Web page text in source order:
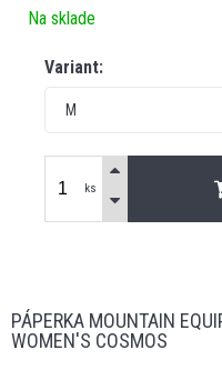
Na sklade
Variant:
M
ks
PÁPERKA MOUNTAIN
WOMEN'S COSMOS